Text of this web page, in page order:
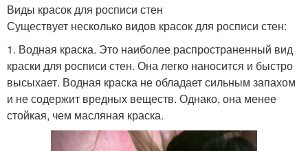
Виды красок для росписи стен
Существует несколько видов красок для росписи стен:
1. Водная краска. Это наиболее распространенный вид
краски для росписи стен. Она легко наносится и быстро
высыхает. Водная краска не обладает сильным запахом
и не содержит вредных веществ. Однако, она менее
стойкая, чем масляная краска.